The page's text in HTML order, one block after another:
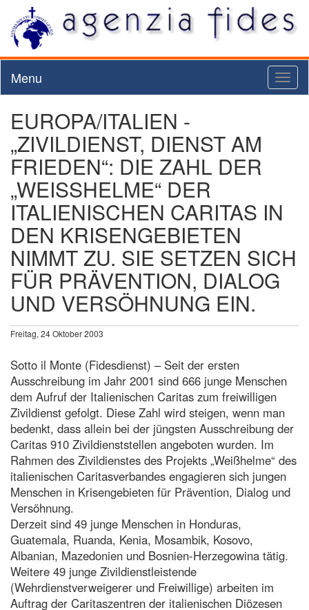
Menu
EUROPA/ITALIEN -
„ZIVILDIENST, DIENST AM
FRIEDEN“: DIE ZAHL DER
„WEISSHELME“ DER
ITALIENISCHEN CARITAS IN
DEN KRISENGEBIETEN
NIMMT ZU. SIE SETZEN SICH
FÜR PRÄVENTION, DIALOG
UND VERSÖHNUNG EIN.
Freitag, 24 Oktober 2003
Sotto il Monte (Fidesdienst) – Seit der ersten
Ausschreibung im Jahr 2001 sind 666 junge Menschen
dem Aufruf der Italienischen Caritas zum freiwilligen
Zivildienst gefolgt. Diese Zahl wird steigen, wenn man
bedenkt, dass allein bei der jüngsten Ausschreibung der
Caritas 910 Zivildienststellen angeboten wurden. Im
Rahmen des Zivildienstes des Projekts „Weißhelme“ des
italienischen Caritasverbandes engagieren sich jungen
Menschen in Krisengebieten für Prävention, Dialog und
Versöhnung.
Derzeit sind 49 junge Menschen in Honduras,
Guatemala, Ruanda, Kenia, Mosambik, Kosovo,
Albanian, Mazedonien und Bosnien-Herzegowina tätig.
Weitere 49 junge Zivildienstleistende
(Wehrdienstverweigerer und Freiwillige) arbeiten im
Auftrag der Caritaszentren der italienischen Diözesen